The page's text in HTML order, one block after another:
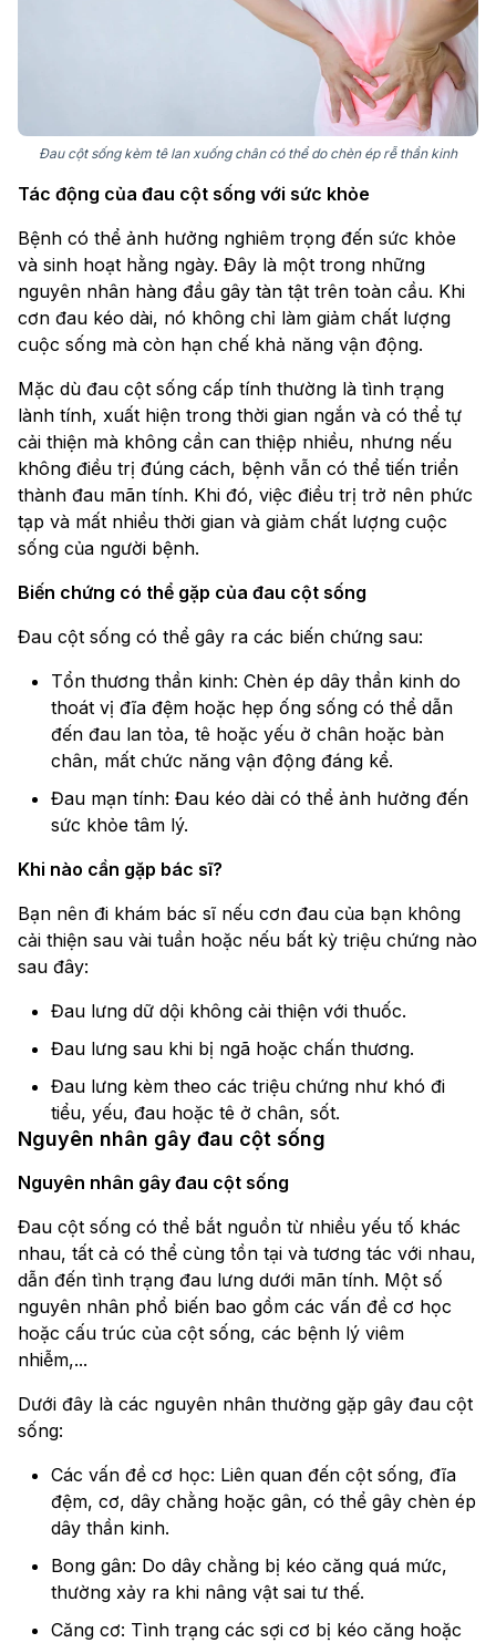
Đau cột sống kèm tê lan xuống chân có thể do chèn ép rễ thần kinh
Tác động của đau cột sống với sức khỏe
Bệnh có thể ảnh hưởng nghiêm trọng đến sức khỏe
và sinh hoạt hằng ngày. Đây là một trong những
nguyên nhân hàng đầu gây tàn tật trên toàn cầu. Khi
cơn đau kéo dài, nó không chỉ làm giảm chất lượng
cuộc sống mà còn hạn chế khả năng vận động.
Mặc dù đau cột sống cấp tính thường là tình trạng
lành tính, xuất hiện trong thời gian ngắn và có thể tự
cải thiện mà không cần can thiệp nhiều, nhưng nếu
không điều trị đúng cách, bệnh vẫn có thể tiến triển
thành đau mãn tính. Khi đó, việc điều trị trở nên phức
tạp và mất nhiều thời gian và giảm chất lượng cuộc
sống của người bệnh.
Biến chứng có thể gặp của đau cột sống
Đau cột sống có thể gây ra các biến chứng sau:
Tổn thương thần kinh: Chèn ép dây thần kinh do
thoát vị đĩa đệm hoặc hẹp ống sống có thể dẫn
đến đau lan tỏa, tê hoặc yếu ở chân hoặc bàn
chân, mất chức năng vận động đáng kể.
Đau mạn tính: Đau kéo dài có thể ảnh hưởng đến
sức khỏe tâm lý.
Khi nào cần gặp bác sĩ?
Bạn nên đi khám bác sĩ nếu cơn đau của bạn không
cải thiện sau vài tuần hoặc nếu bất kỳ triệu chứng nào
sau đây:
Đau lưng dữ dội không cải thiện với thuốc.
Đau lưng sau khi bị ngã hoặc chấn thương.
Đau lưng kèm theo các triệu chứng như khó đi
tiểu, yếu, đau hoặc tê ở chân, sốt.
Nguyên nhân gây đau cột sống
Nguyên nhân gây đau cột sống
Đau cột sống có thể bắt nguồn từ nhiều yếu tố khác
nhau, tất cả có thể cùng tồn tại và tương tác với nhau,
dẫn đến tình trạng đau lưng dưới mãn tính. Một số
nguyên nhân phổ biến bao gồm các vấn đề cơ học
hoặc cấu trúc của cột sống, các bệnh lý viêm
nhiễm,...
Dưới đây là các nguyên nhân thường gặp gây đau cột
sống:
Các vấn đề cơ học: Liên quan đến cột sống, đĩa
đệm, cơ, dây chằng hoặc gân, có thể gây chèn ép
dây thần kinh.
Bong gân: Do dây chằng bị kéo căng quá mức,
thường xảy ra khi nâng vật sai tư thế.
Căng cơ: Tình trạng các sợi cơ bị kéo căng hoặc